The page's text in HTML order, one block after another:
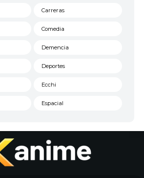
Carreras
Comedia
Demencia
Deportes
Ecchi
Espacial
Historico
Josei